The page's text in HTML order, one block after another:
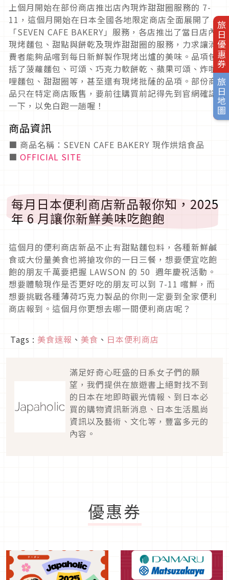
旅日優惠券
旅日地圖
上個月開始在部份商店推出店內現炸甜甜圈服務的 7-
11，這個月開始在日本全國各地限定商店全面展開了
「SEVEN CAFE BAKERY」服務，各店推出了當日店內
現烤麵包、甜點與餅乾及現炸甜甜圈的服務，力求讓消
費者能夠品嚐到每日新鮮製作現烤出爐的美味。品項包
括了菠蘿麵包、可頌、巧克力軟餅乾、蘋果可頌、炸咖
哩麵包、甜甜圈等，甚至還有現烤批薩的品項。部份商
品只在特定商店販售，要前往購買前記得先到官網確認
一下，以免白跑一趟喔！
商品資訊
■ 商品名稱：SEVEN CAFE BAKERY 現作烘焙食品
■ OFFICIAL SITE
每月日本便利商店新品報你知，2025
年 6 月讓你新鮮美味吃飽飽
這個月的便利商店新品不止有甜點麵包料，各種新鮮鹹
食或大份量美食也將搶攻你的一日三餐，想要便宜吃飽
飽的朋友千萬要把握 LAWSON 的 50 週年慶祝活動。
想要體驗現作是否更好吃的朋友可以到 7-11 嚐鮮，而
想要挑戰各種薄荷巧克力製品的你則一定要到全家便利
商店報到。這個月你更想去哪一間便利商店呢？
Tags : 美食速報 、 美食 、 日本便利商店
滿足好奇心旺盛的日系女子們的願
望，我們提供在旅遊書上絕對找不到
的日本在地即時觀光情報、到日本必
買的購物資訊新消息、日本生活風尚
資訊以及藝術、文化等，豐富多元的
內容。
優惠券